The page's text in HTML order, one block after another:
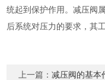
统起到保护作用。减压阀
后系统对压力的要求，其
上一篇：减压阀的基本